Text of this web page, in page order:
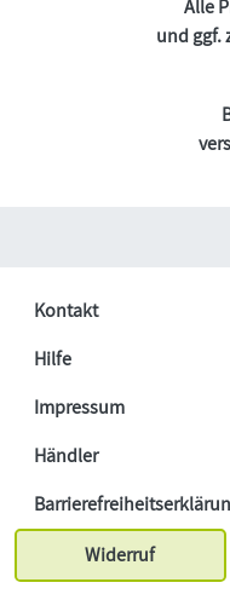
Alle
und ggf.
Kontakt
Hilfe
Impressum
Händler
Widerruf